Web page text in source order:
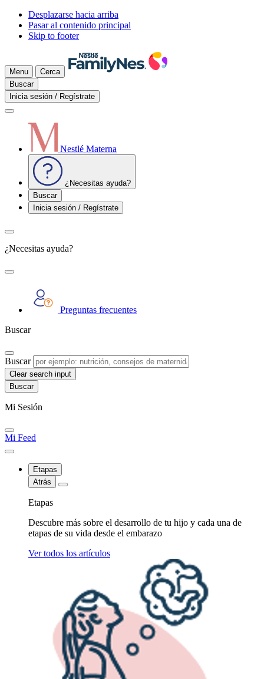
Desplazarse hacia arriba
Pasar al contenido principal
Skip to footer
Menu
Cerca
Buscar
Inicia sesión / Regístrate
Nestlé Materna
¿Necesitas ayuda?
Buscar
Inicia sesión / Regístrate
¿Necesitas ayuda?
Preguntas frecuentes
Buscar
Buscar
Clear search input
Mi Sesión
Mi Feed
Etapas
Atrás
Etapas
Descubre más sobre el desarrollo de tu hijo y cada una de
etapas de su vida desde el embarazo
Ver todos los artículos